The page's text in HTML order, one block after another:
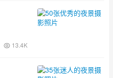
13.4K